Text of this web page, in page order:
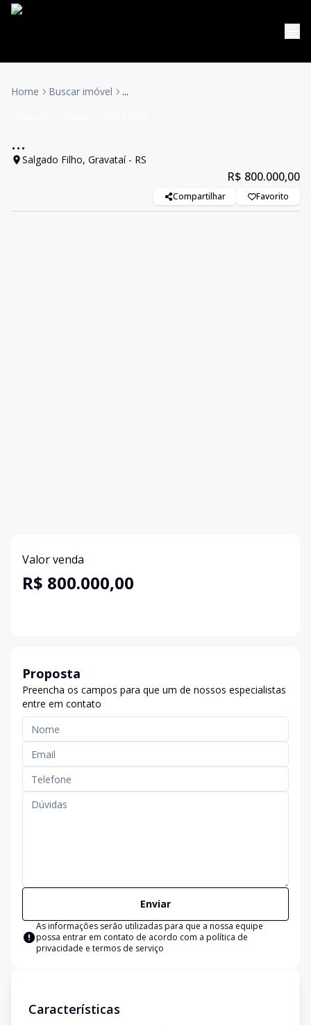
Home Buscar imóvel ...
...
Salgado Filho, Gravataí - RS
R$ 800.000,00
Compartilhar Favorito
Valor venda
R$ 800.000,00
Proposta
Preencha os campos para que um de nossos especialistas
entre em contato
Enviar
As informações serão utilizadas para que a nossa equipe
possa entrar em contato de acordo com a política de
privacidade e termos de serviço
Características